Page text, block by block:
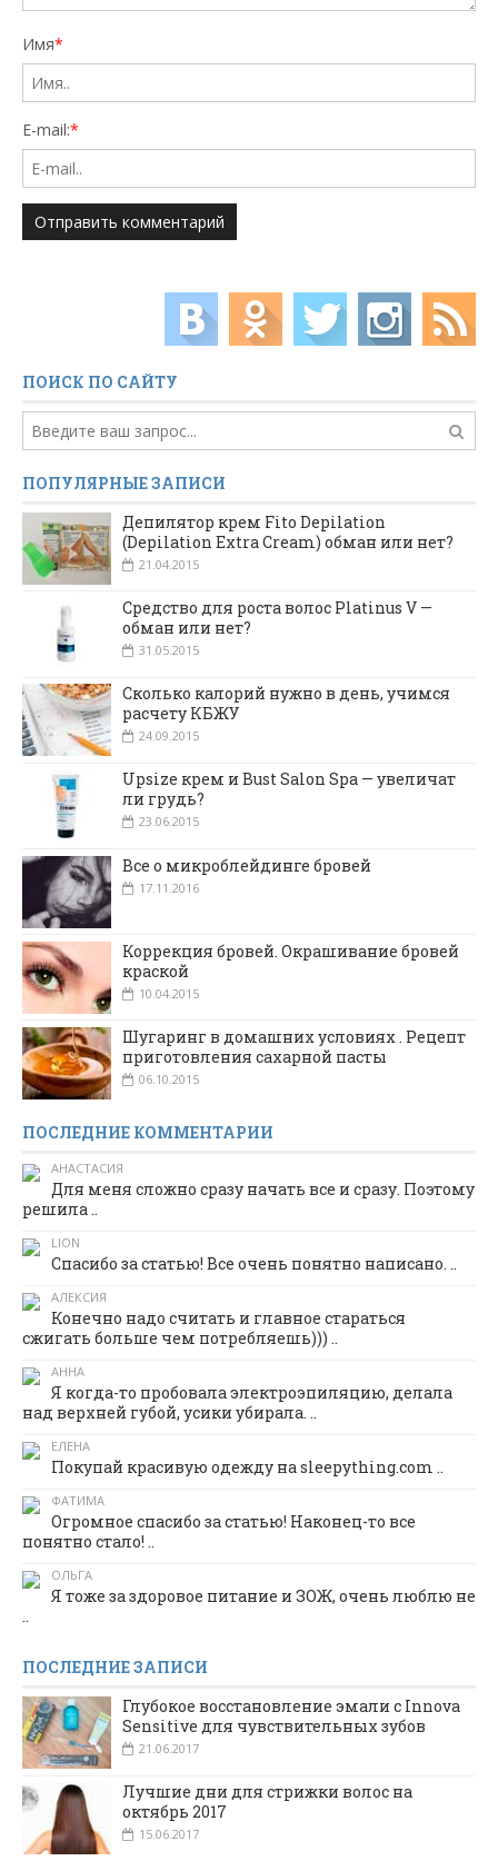
Имя*
E-mail:*
ПОИСК ПО САЙТУ
ПОПУЛЯРНЫЕ ЗАПИСИ
Депилятор крем Fito Depilation
(Depilation Extra Cream) обман или нет?
21.04.2015
Средство для роста волос Platinus V —
обман или нет?
31.05.2015
Сколько калорий нужно в день, учимся
расчету КБЖУ
24.09.2015
Upsize крем и Bust Salon Spa — увеличат
ли грудь?
23.06.2015
Все о микроблейдинге бровей
17.11.2016
Коррекция бровей. Окрашивание бровей
краской
10.04.2015
Шугаринг в домашних условиях . Рецепт
приготовления сахарной пасты
06.10.2015
ПОСЛЕДНИЕ КОММЕНТАРИИ
АНАСТАСИЯ
Для меня сложно сразу начать все и сразу. Поэтому
решила ..
LION
Спасибо за статью! Все очень понятно написано. ..
АЛЕКСИЯ
Конечно надо считать и главное стараться
сжигать больше чем потребляешь))) ..
АННА
Я когда-то пробовала электроэпиляцию, делала
над верхней губой, усики убирала. ..
ЕЛЕНА
Покупай красивую одежду на sleepything.com ..
ФАТИМА
Огромное спасибо за статью! Наконец-то все
понятно стало! ..
ОЛЬГА
Я тоже за здоровое питание и ЗОЖ, очень люблю не
..
ПОСЛЕДНИЕ ЗАПИСИ
Глубокое восстановление эмали с Innova
Sensitive для чувствительных зубов
21.06.2017
Лучшие дни для стрижки волос на
октябрь 2017
15.06.2017